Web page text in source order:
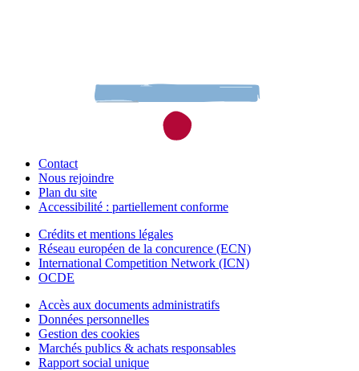
Contact
Nous rejoindre
Plan du site
Accessibilité : partiellement conforme
Crédits et mentions légales
Réseau européen de la concurence (ECN)
International Competition Network (ICN)
OCDE
Accès aux documents administratifs
Données personnelles
Gestion des cookies
Marchés publics & achats responsables
Rapport social unique